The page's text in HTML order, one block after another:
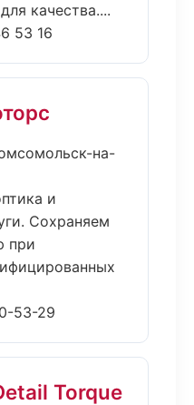
качества....
53 16
на-
и
Сохраняем
при
53-29
Torque